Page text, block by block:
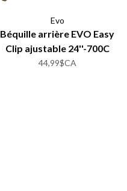
Evo
Béquille arrière EVO Easy
Clip ajustable 24''-700C
44,99$CA